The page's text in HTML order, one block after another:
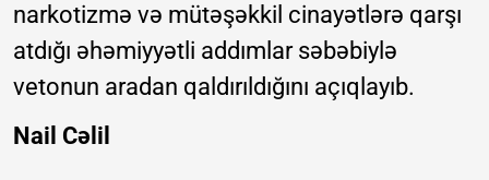
narkotizmə və mütəşəkkil cinayətlərə qarşı
atdığı əhəmiyyətli addımlar səbəbiylə
vetonun aradan qaldırıldığını açıqlayıb.
Nail Cəlil